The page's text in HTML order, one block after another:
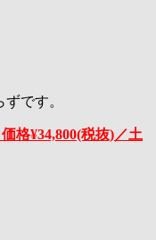
です。
格¥34,800(税抜)／土